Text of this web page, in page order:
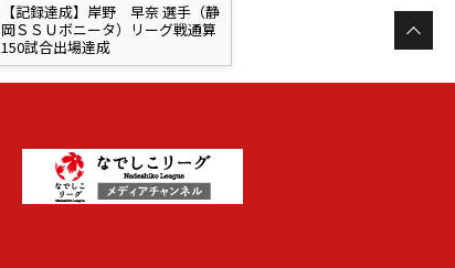
【記録達成】岸野 早奈 選手（静
岡ＳＳＵボニータ）リーグ戦通算
150試合出場達成